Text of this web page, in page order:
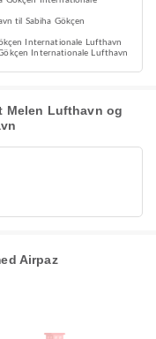
til Sabiha Gökçen
Internationale Lufthavn
Internationale Lufthavn
Melen Lufthavn og
Airpaz